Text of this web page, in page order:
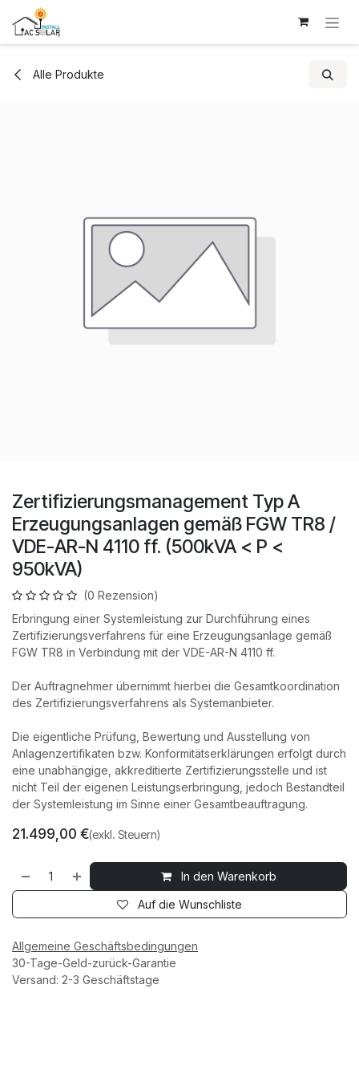
Zum Inhalt springen
Alle Produkte
Zertifizierungsmanagement Typ A
Erzeugungsanlagen gemäß FGW TR8 /
VDE-AR-N 4110 ff. (500kVA < P <
950kVA)
(0 Rezension)
Erbringung einer Systemleistung zur Durchführung eines
Zertifizierungsverfahrens für eine Erzeugungsanlage gemäß
FGW TR8 in Verbindung mit der VDE-AR-N 4110 ff.
Der Auftragnehmer übernimmt hierbei die Gesamtkoordination
des Zertifizierungsverfahrens als Systemanbieter.
Die eigentliche Prüfung, Bewertung und Ausstellung von
Anlagenzertifikaten bzw. Konformitätserklärungen erfolgt durch
eine unabhängige, akkreditierte Zertifizierungsstelle und ist
nicht Teil der eigenen Leistungserbringung, jedoch Bestandteil
der Systemleistung im Sinne einer Gesamtbeauftragung.
21.499,00 €(exkl. Steuern)
In den Warenkorb
Auf die Wunschliste
Allgemeine Geschäftsbedingungen
30-Tage-Geld-zurück-Garantie
Versand: 2-3 Geschäftstage